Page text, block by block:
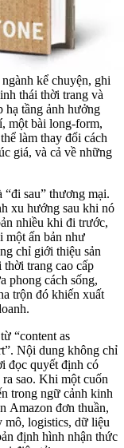
kể chuyện, ghi
thái thời trang và
hạ tầng ảnh hưởng
một bài long-form,
làm thay đổi cách
giá, và cả về những
sau” thương mại.
xu hướng sau khi nó
nhiều khi đi trước,
một ấn bản như
chỉ giới thiệu sản
trang cao cấp
phong cách sống,
trộn đó khiến xuất
“content as
Nội dung không chỉ
đọc quyết định có
sao. Khi một cuốn
trong ngữ cảnh kinh
Amazon đơn thuần,
mô, logistics, dữ liệu
định hình nhận thức